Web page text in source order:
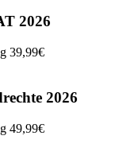
2026
39,99€
2026
49,99€